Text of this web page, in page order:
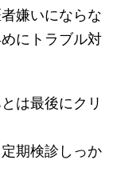
嫌いにならな
にトラブル対
は最後にクリ
期検診しっか